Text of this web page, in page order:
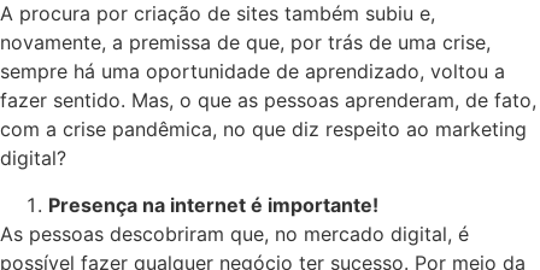
A procura por criação de sites também subiu e,
novamente, a premissa de que, por trás de uma crise,
sempre há uma oportunidade de aprendizado, voltou a
fazer sentido. Mas, o que as pessoas aprenderam, de fato,
com a crise pandêmica, no que diz respeito ao marketing
digital?
Presença na internet é importante!
As pessoas descobriram que, no mercado digital, é
possível fazer qualquer negócio ter sucesso. Por meio da